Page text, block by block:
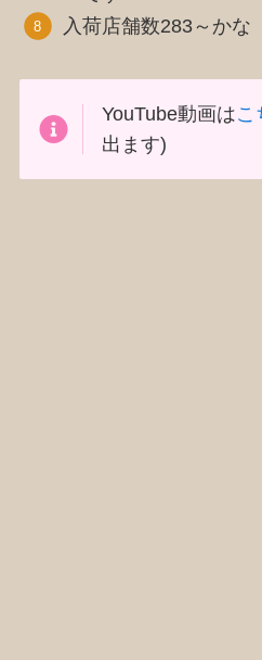
入荷店舗数283～かな
YouTube動画はこ
出ます)